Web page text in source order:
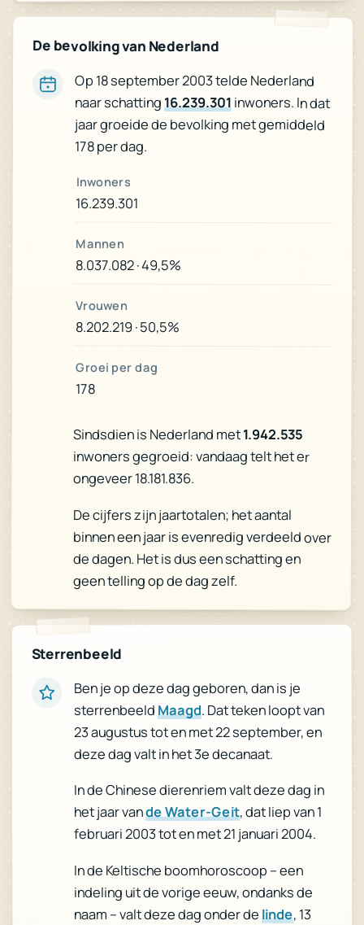
De bevolking van Nederland
Op 18 september 2003 telde Nederland
naar schatting 16.239.301 inwoners. In dat
jaar groeide de bevolking met gemiddeld
178 per dag.
Inwoners
16.239.301
Mannen
8.037.082 · 49,5%
Vrouwen
8.202.219 · 50,5%
Groei per dag
178
Sindsdien is Nederland met1.942.535
inwoners gegroeid: vandaag telt het er
ongeveer 18.181.836.
De cijfers zijn jaartotalen; het aantal
binnen een jaar is evenredig verdeeld over
de dagen. Het is dus een schatting en
geen telling op de dag zelf.
Sterrenbeeld
Ben je op deze dag geboren, dan is je
sterrenbeeld Maagd. Dat teken loopt van
23 augustus tot en met 22 september, en
deze dag valt in het 3e decanaat.
In de Chinese dierenriem valt deze dag in
het jaar vande Water-Geit, dat liep van 1
februari 2003 tot en met 21 januari 2004.
In de Keltische boomhoroscoop – een
indeling uit de vorige eeuw, ondanks de
naam – valt deze dag onder de linde, 13